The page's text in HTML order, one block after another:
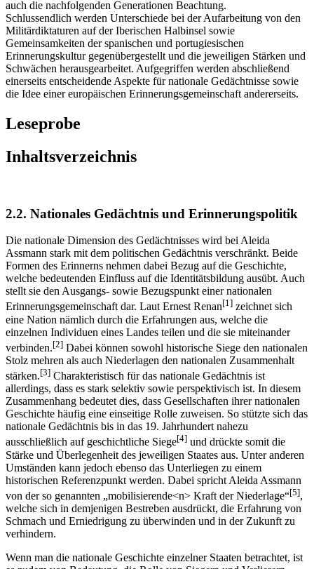
auch die nachfolgenden Generationen Beachtung.
Schlussendlich werden Unterschiede bei der Aufarbeitung von den
Militärdiktaturen auf der Iberischen Halbinsel sowie
Gemeinsamkeiten der spanischen und portugiesischen
Erinnerungskultur gegenübergestellt und die jeweiligen Stärken und
Schwächen herausgearbeitet. Aufgegriffen werden abschließend
einerseits entscheidende Aspekte für nationale Gedächtnisse sowie
die Idee einer europäischen Erinnerungsgemeinschaft andererseits.
Leseprobe
Inhaltsverzeichnis
2.2. Nationales Gedächtnis und Erinnerungspolitik
Die nationale Dimension des Gedächtnisses wird bei Aleida
Assmann stark mit dem politischen Gedächtnis verschränkt. Beide
Formen des Erinnerns nehmen dabei Bezug auf die Geschichte,
welche bedeutenden Einfluss auf die Identitätsbildung ausübt. Auch
stellt sie den Ausgangs- sowie Bezugspunkt einer nationalen
Erinnerungsgemeinschaft dar. Laut Ernest Renan[1] zeichnet sich
eine Nation nämlich durch die Erfahrungen aus, welche die
einzelnen Individuen eines Landes teilen und die sie miteinander
verbinden.[2] Dabei können sowohl historische Siege den nationalen
Stolz mehren als auch Niederlagen den nationalen Zusammenhalt
stärken.[3] Charakteristisch für das nationale Gedächtnis ist
allerdings, dass es stark selektiv sowie perspektivisch ist. In diesem
Zusammenhang bedeutet dies, dass Gesellschaften ihrer nationalen
Geschichte häufig eine einseitige Rolle zuweisen. So stützte sich das
nationale Gedächtnis bis in das 19. Jahrhundert nahezu
ausschließlich auf geschichtliche Siege[4] und drückte somit die
Stärke und Überlegenheit des jeweiligen Staates aus. Unter anderen
Umständen kann jedoch ebenso das Unterliegen zu einem
historischen Referenzpunkt werden. Dabei spricht Aleida Assmann
von der so genannten „mobilisierende<n> Kraft der Niederlage“[5],
welche sich in demjenigen Bestreben ausdrückt, die Erfahrung von
Schmach und Erniedrigung zu überwinden und in der Zukunft zu
verhindern.
Wenn man die nationale Geschichte einzelner Staaten betrachtet, ist